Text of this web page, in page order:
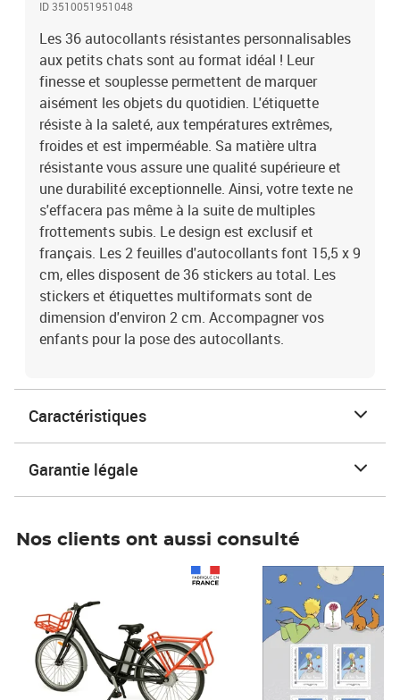
ID 3510051951048
Les 36 autocollants résistantes personnalisables
aux petits chats sont au format idéal ! Leur
finesse et souplesse permettent de marquer
aisément les objets du quotidien. L'étiquette
résiste à la saleté, aux températures extrêmes,
froides et est imperméable. Sa matière ultra
résistante vous assure une qualité supérieure et
une durabilité exceptionnelle. Ainsi, votre texte ne
s'effacera pas même à la suite de multiples
frottements subis. Le design est exclusif et
français. Les 2 feuilles d'autocollants font 15,5 x 9
cm, elles disposent de 36 stickers au total. Les
stickers et étiquettes multiformats sont de
dimension d'environ 2 cm. Accompagner vos
enfants pour la pose des autocollants.
Caractéristiques
Garantie légale
Nos clients ont aussi consulté
Prix 6,25€ HT